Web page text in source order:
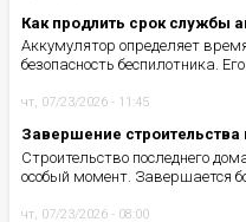
Как продлить срок службы
Аккумулятор определяет
безопасность беспилотника.
чт, 07/23/2026 - 11:45
Завершение
Строительство последнего
особый момент. Завершается
чт, 07/23/2026 - 08:00